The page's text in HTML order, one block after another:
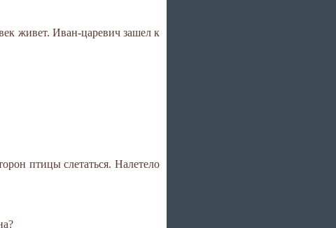
живет. Иван-царевич зашел к
птицы слетаться. Налетело